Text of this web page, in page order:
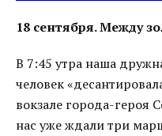
18 сентября. Между
В 7:45 утра наша
человек
вокзале города-героя
нас уже ждали три